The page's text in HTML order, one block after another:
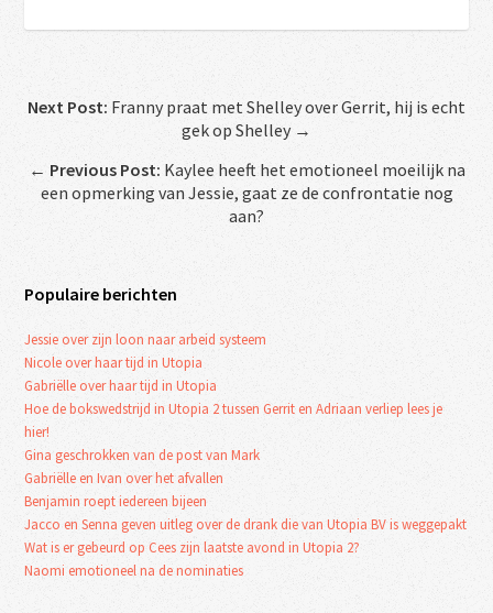
Next Post: Franny praat met Shelley over Gerrit, hij is echt
gek op Shelley →
← Previous Post: Kaylee heeft het emotioneel moeilijk na
een opmerking van Jessie, gaat ze de confrontatie nog
aan?
Populaire berichten
Jessie over zijn loon naar arbeid systeem
Nicole over haar tijd in Utopia
Gabriëlle over haar tijd in Utopia
Hoe de bokswedstrijd in Utopia 2 tussen Gerrit en Adriaan verliep lees je
hier!
Gina geschrokken van de post van Mark
Gabriëlle en Ivan over het afvallen
Benjamin roept iedereen bijeen
Jacco en Senna geven uitleg over de drank die van Utopia BV is weggepakt
Wat is er gebeurd op Cees zijn laatste avond in Utopia 2?
Naomi emotioneel na de nominaties